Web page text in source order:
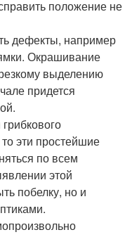
положение не
дефекты, например
Окрашивание
выделению
придется
эти простейшие
по всем
этой
побелку, но и